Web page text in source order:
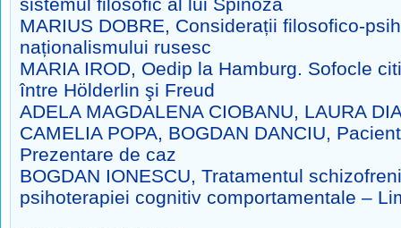
MARIUS DOBRE, Considerații filosofico-
naționalismului rusesc
MARIA IROD, Oedip la Hamburg. Sofocle
între Hölderlin şi Freud
ADELA MAGDALENA CIOBANU, LAURA
CAMELIA POPA, BOGDAN DANCIU,
Prezentare de caz
BOGDAN IONESCU, Tratamentul
psihoterapiei cognitiv comportamentale –